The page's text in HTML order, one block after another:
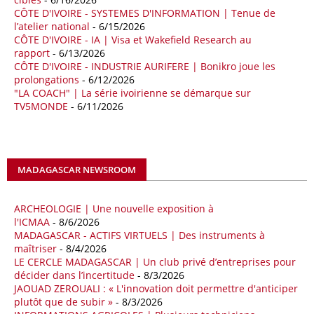
La multinationale BP signe son retour en Algérie où un permis de
prospection d’hydrocarbures dans le bassin oriental lui a été attribué
par l’Agence nationale pour la valorisation des ressources en
hydrocarbures (ALNAFT). L’information rendue publique mercredi 15
avril par l’institution, intervient dans le cadre de sa politique de relance
de l’exploration. Le périmètre concerné se situe dans une zone de
l’est du pays jugée peu explorée malgré son potentiel. BP pourra y
lancer ses premières opérations de prospection sur le terrain portant
18/04/26 OUGANDA - CITIBANK
américaine Citibank pour arranger la mobilisation des financements
nécessaires à la construction du chemin de fer à écartement standard
(SGR) qui devrait relier la capitale Kampala à la frontière avec le
Kenya, pour un investissement de 2,7 milliards d'euros (3,19 milliards
de dollars). Selon le secrétaire permanent au ministère ougandais des
Finances, Ramathan Ggoobi, lors d’une rencontre entre les ministres
des Finances de l'Ouganda, du Kenya et du Rwanda tenue à
Washington, en marge des réunions de printemps 2026 du FMI et de
CÔTE D'IVOIRE - SYSTEMES D'INFORMATION | Tenue de
l’atelier national - 6/15/2026
CÔTE D'IVOIRE - IA | Visa et Wakefield Research au
rapport - 6/13/2026
CÔTE D'IVOIRE - INDUSTRIE AURIFERE | Bonikro joue les
prolongations - 6/12/2026
"LA COACH" | La série ivoirienne se démarque sur
TV5MONDE - 6/11/2026
MADAGASCAR NEWSROOM
ARCHEOLOGIE | Une nouvelle exposition à
l'ICMAA - 8/6/2026
MADAGASCAR - ACTIFS VIRTUELS | Des instruments à
maîtriser - 8/4/2026
LE CERCLE MADAGASCAR | Un club privé d’entreprises pour
décider dans l’incertitude - 8/3/2026
JAOUAD ZEROUALI : « L'innovation doit permettre d'anticiper
plutôt que de subir » - 8/3/2026